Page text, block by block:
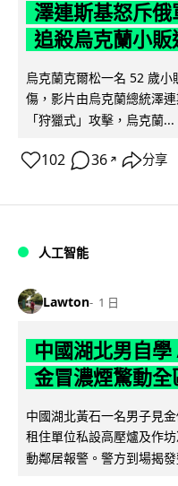
澤連斯基怒斥
追殺烏克蘭小
烏克蘭克爾松一名 52 歲
傷，影片由烏克蘭總統澤
「狩獵式」攻擊，烏克蘭...
102 36 ↗ 分享
人工智能
Lawton 1 日
中國湖北男自
金冒濃煙驚動全
中國湖北黃石一名男子見
租住單位私設高壓爐及作
動鄰居報警。警方到場揭